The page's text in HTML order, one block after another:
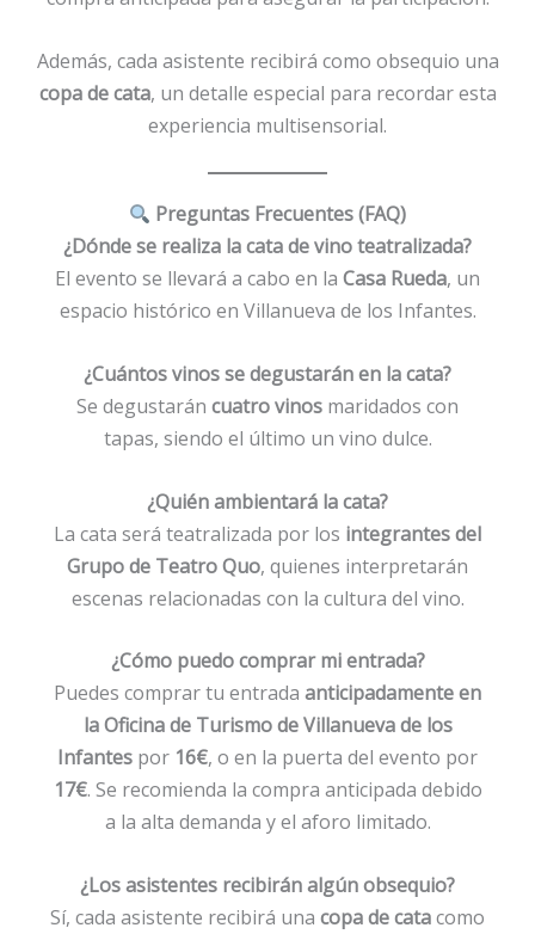
Además, cada asistente recibirá como obsequio una
copa de cata, un detalle especial para recordar esta
experiencia multisensorial.
Preguntas Frecuentes (FAQ)
¿Dónde se realiza la cata de vino teatralizada?
El evento se llevará a cabo en la Casa Rueda, un
espacio histórico en Villanueva de los Infantes.
¿Cuántos vinos se degustarán en la cata?
Se degustarán cuatro vinos maridados con
tapas, siendo el último un vino dulce.
¿Quién ambientará la cata?
La cata será teatralizada por los integrantes del
Grupo de Teatro Quo, quienes interpretarán
escenas relacionadas con la cultura del vino.
¿Cómo puedo comprar mi entrada?
Puedes comprar tu entrada anticipadamente en
la Oficina de Turismo de Villanueva de los
Infantes por 16€, o en la puerta del evento por
17€. Se recomienda la compra anticipada debido
a la alta demanda y el aforo limitado.
¿Los asistentes recibirán algún obsequio?
Sí, cada asistente recibirá una copa de catacomo